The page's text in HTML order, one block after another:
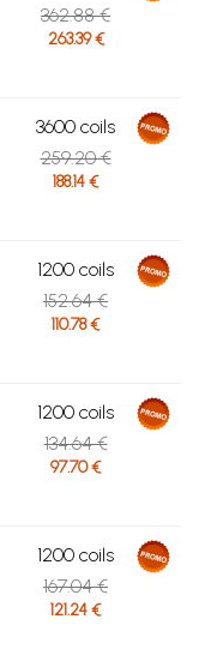
362.88 €
263.39 €
3600 coils
259.20 €
188.14 €
1200 coils
152.64 €
110.78 €
1200 coils
134.64 €
97.70 €
1200 coils
167.04 €
121.24 €